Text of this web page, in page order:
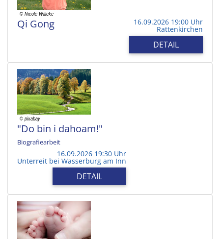
Qi Gong 16.09.2026 19:00 Uhr
Rattenkirchen
DETAIL
"Do bin i dahoam!"
Biografiearbeit
16.09.2026 19:30 Uhr
Unterreit bei Wasserburg am Inn
DETAIL